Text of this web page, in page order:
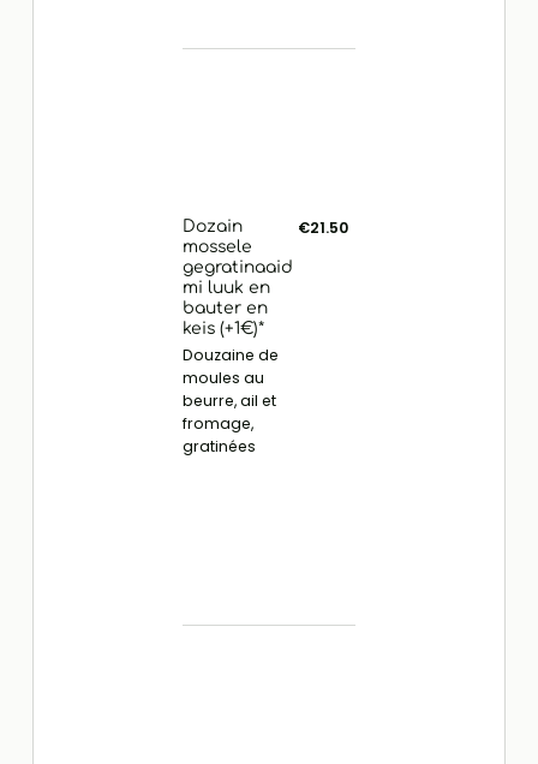
Dozain
mossele
gegratinaaid
mi luuk en
bauter en
keis (+1€)*
Douzaine de
moules au
beurre, ail et
fromage,
gratinées
€21.50